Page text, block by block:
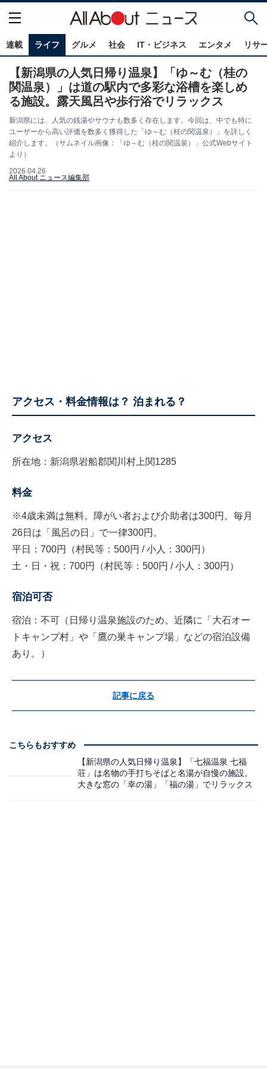
連載 ライフ グルメ 社会 IT・ビジネス エンタメ リサ
【新潟県の人気日帰り温泉】「ゆ～む（桂の
関温泉）」は道の駅内で多彩な浴槽を楽しめ
る施設。露天風呂や歩行浴でリラックス
新潟県には、人気の銭湯やサウナも数多く存在します。今回は、中でも特に
ユーザーから高い評価を数多く獲得した「ゆ～む（桂の関温泉）」を詳しく
紹介します。（サムネイル画像：「ゆ～む（桂の関温泉）」公式Webサイト
より）
2026.04.26
All About ニュース編集部
アクセス・料金情報は？ 泊まれる？
アクセス
所在地：新潟県岩船郡関川村上関1285
料金
※4歳未満は無料。障がい者および介助者は300円。毎月
26日は「風呂の日」で一律300円。
平日：700円（村民等：500円 / 小人：300円）
土・日・祝：700円（村民等：500円 / 小人：300円）
宿泊可否
宿泊：不可（日帰り温泉施設のため。近隣に「大石オー
トキャンプ村」や「鷹の巣キャンプ場」などの宿泊設備
あり。）
記事に戻る
こちらもおすすめ
【新潟県の人気日帰り温泉】「七福温泉 七福
荘」は名物の手打ちそばと名湯が自慢の施設。
大きな窓の「幸の湯」「福の湯」でリラックス